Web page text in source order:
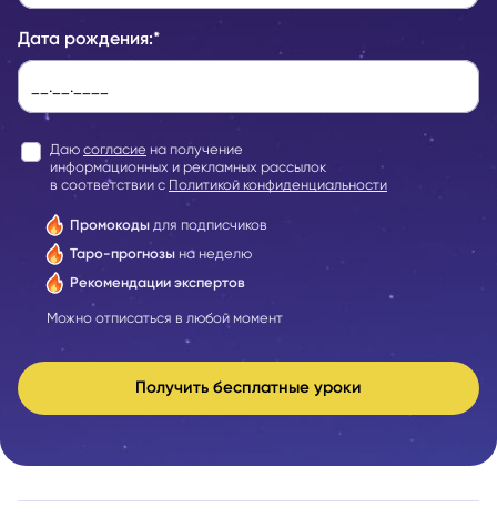
Дата рождения:*
Даю согласие на получение
информационных и рекламных рассылок
в соответствии с Политикой конфиденциальности
Промокоды для подписчиков
Таро-прогнозы на неделю
Рекомендации экспертов
Можно отписаться в любой момент
Получить бесплатные уроки